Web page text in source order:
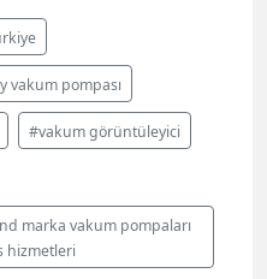
vakum pompası
#vakum görüntüleyici
marka vakum pompaları
hizmetleri